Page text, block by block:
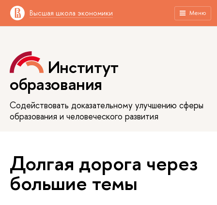
Высшая школа экономики Меню
Институт
образования
Содействовать доказательному улучшению сферы
образования и человеческого развития
Долгая дорога через
большие темы